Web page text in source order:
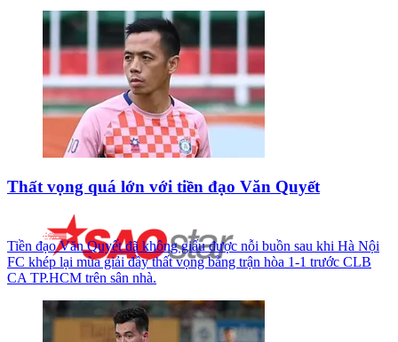
Thất vọng quá lớn với tiền đạo Văn Quyết
Tiền đạo Văn Quyết đã không giấu được nỗi buồn sau khi Hà Nội
FC khép lại mùa giải đầy thất vọng bằng trận hòa 1-1 trước CLB
CA TP.HCM trên sân nhà.